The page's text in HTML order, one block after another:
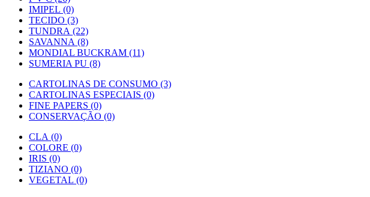
IMIPEL (0)
TECIDO (3)
TUNDRA (22)
SAVANNA (8)
MONDIAL BUCKRAM (11)
SUMERIA PU (8)
CARTOLINAS DE CONSUMO (3)
CARTOLINAS ESPECIAIS (0)
FINE PAPERS (0)
CONSERVAÇÃO (0)
CLA (0)
COLORE (0)
IRIS (0)
TIZIANO (0)
VEGETAL (0)